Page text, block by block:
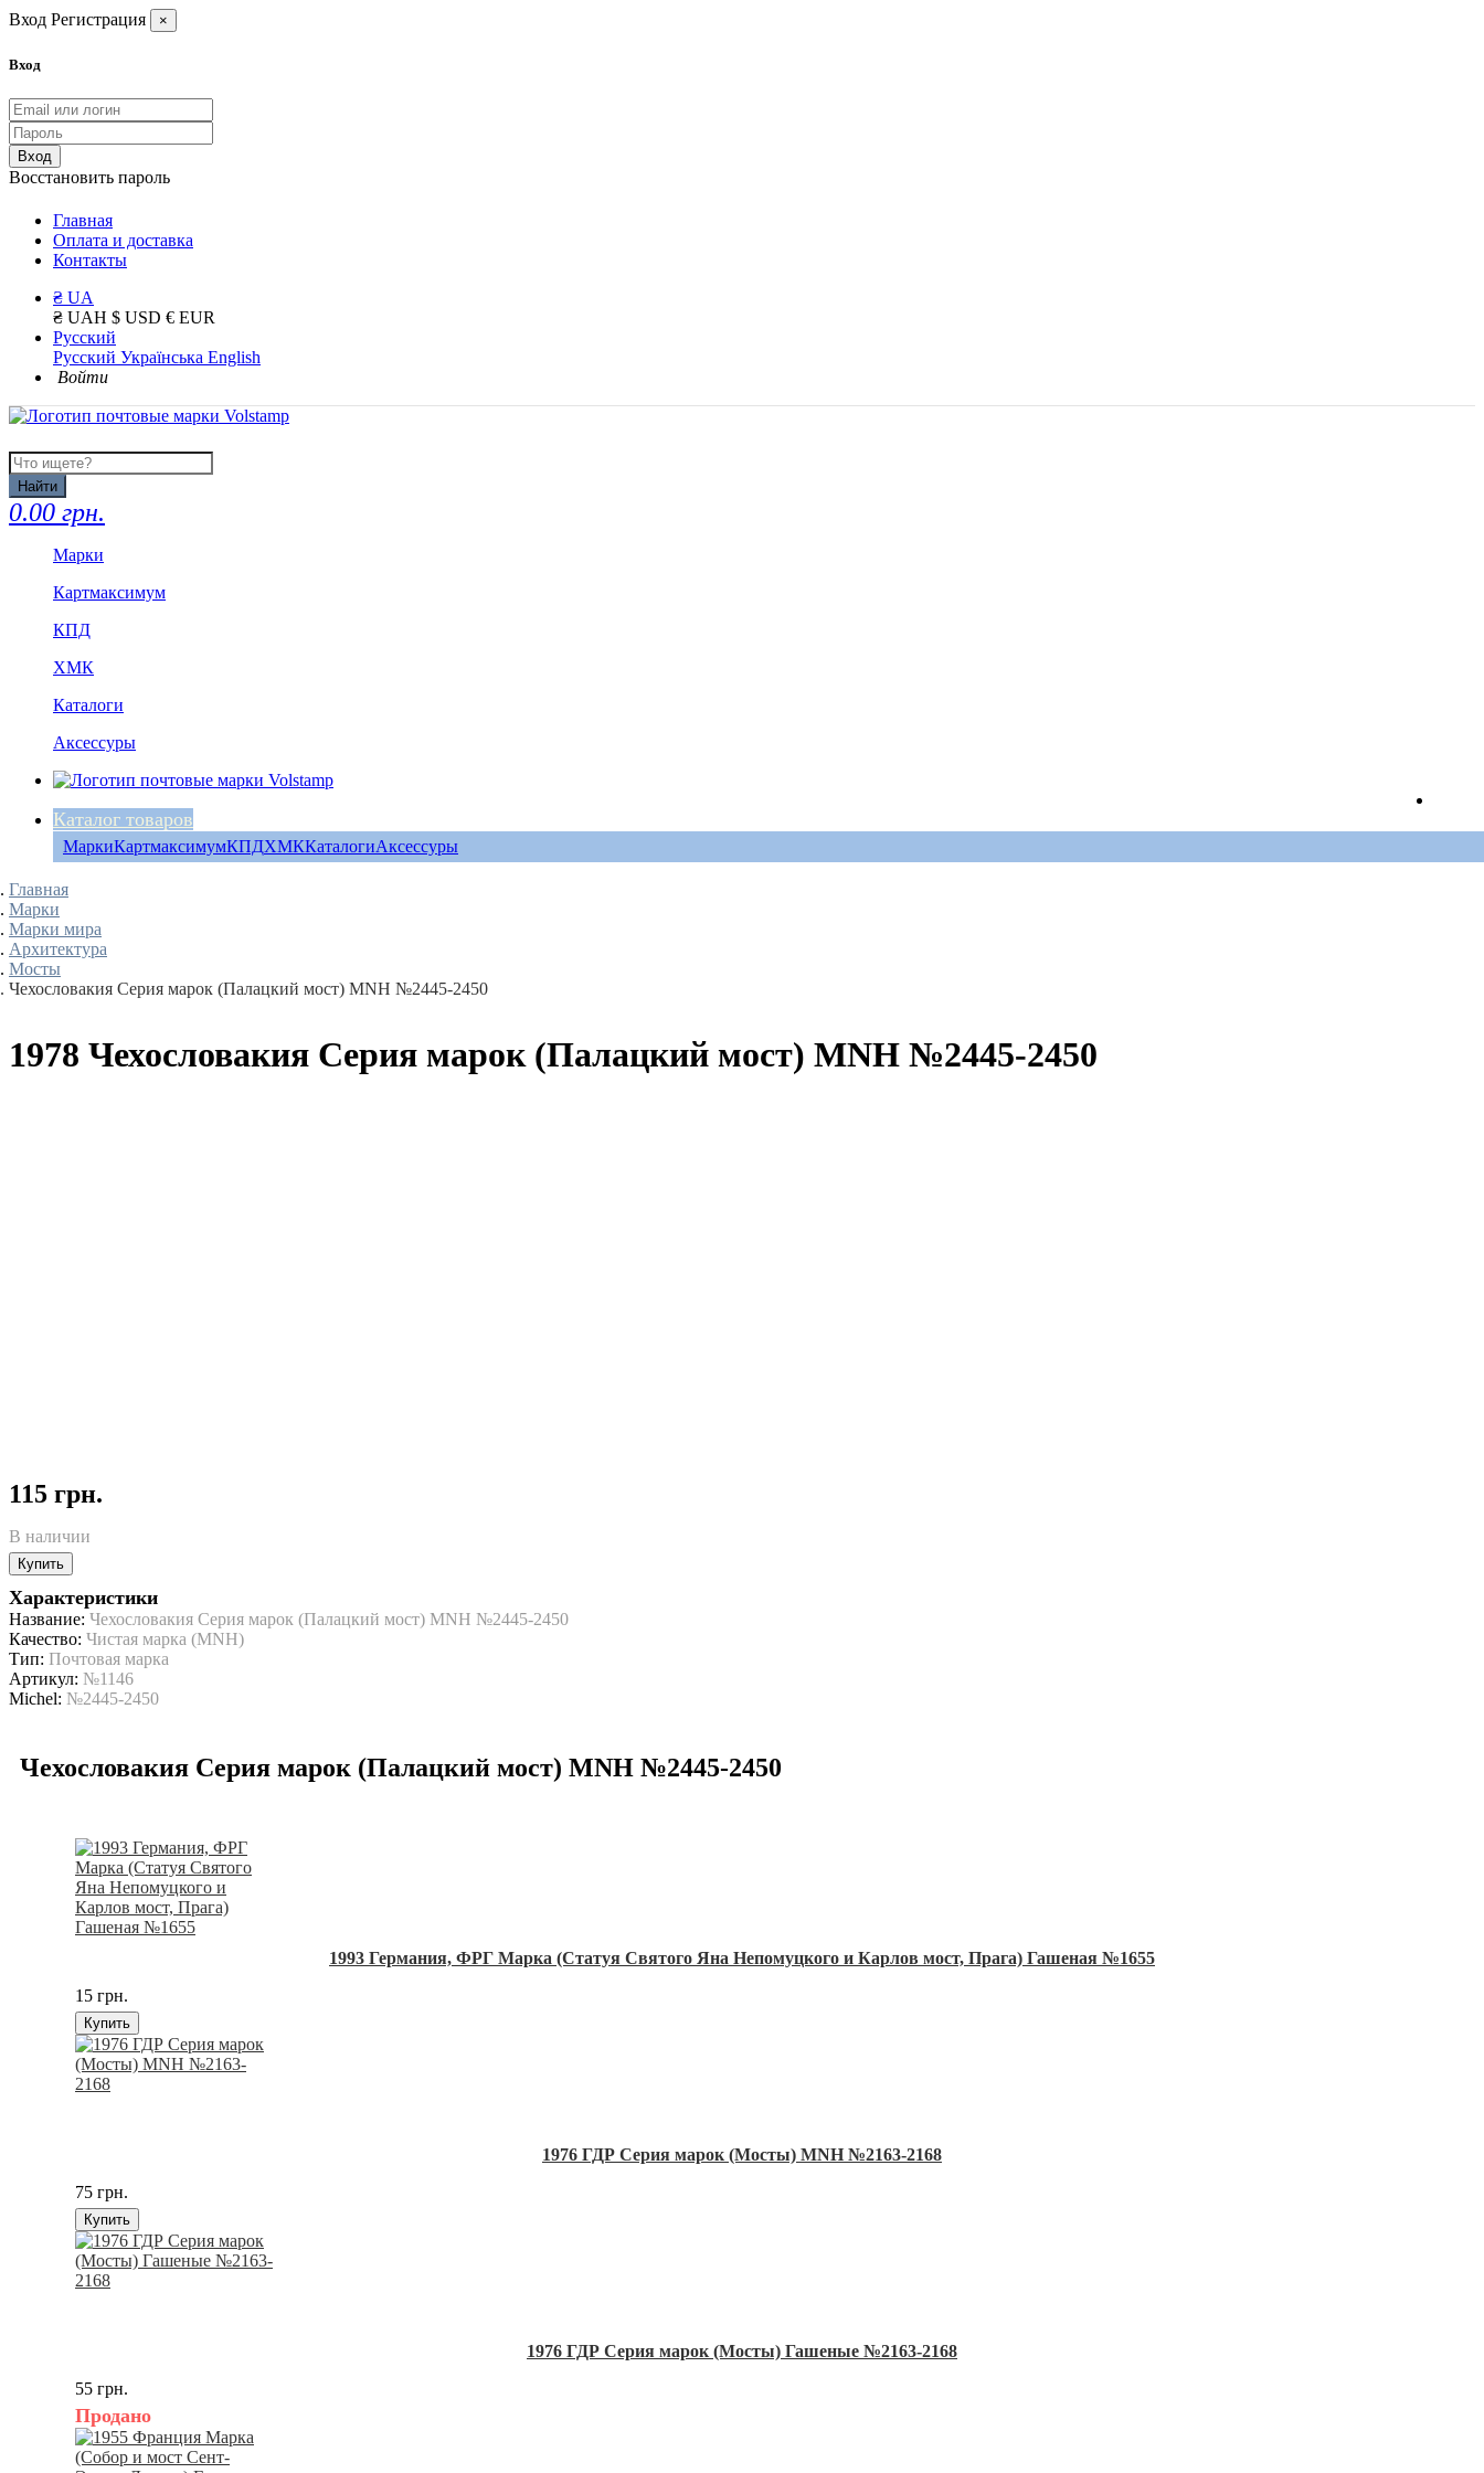
Вход Регистрация ×
Вход
Вход
Восстановить пароль
Главная
Оплата и доставка
Контакты
₴ UA
₴ UAH $ USD € EUR
Русский
Русский Українська English
Войти
Найти
0.00 грн.
Марки
Картмаксимум
КПД
ХМК
Каталоги
Аксессуры
Каталог товаров
МаркиКартмаксимумКПДХМККаталогиАксессуры
Главная
Марки
Марки мира
Архитектура
Мосты
Чехословакия Серия марок (Палацкий мост) MNH №2445-2450
1978 Чехословакия Серия марок (Палацкий мост) MNH №2445-2450
115 грн.
В наличии
Купить
Характеристики
Название: Чехословакия Серия марок (Палацкий мост) MNH №2445-2450
Качество: Чистая марка (MNH)
Тип: Почтовая марка
Артикул: №1146
Michel: №2445-2450
Чехословакия Серия марок (Палацкий мост) MNH №2445-2450
1993 Германия, ФРГ Марка (Статуя Святого Яна Непомуцкого и Карлов мост, Прага) Гашеная №1655
15 грн.
Купить
1976 ГДР Серия марок (Мосты) MNH №2163-2168
75 грн.
Купить
1976 ГДР Серия марок (Мосты) Гашеные №2163-2168
55 грн.
Продано